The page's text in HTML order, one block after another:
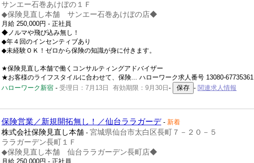
サンエー石巻あけぼの１Ｆ
◆保険見直し本舗 サンエー石巻あけぼの店◆
月給 250,000円 - 正社員
◆ノルマや飛び込み無し！
◆年４回のインセンティブあり
◆未経験ＯＫ！ゼロから保険の知識が身に付きます。
★保険見直し本舗で働くコンサルティングアドバイザー
★お客様のライフスタイルに合わせて、保険... ハローワーク求人番号 13080-67735361
ハローワーク新宿 - 受理日：7月13日 有効期限：9月30日 - - 関連求人情報
保険営業／新規開拓無し！／仙台ララガーデ - 新着
株式会社保険見直し本舗 - 宮城県仙台市太白区長町７－２０－５
ララガーデン長町１Ｆ
◆保険見直し本舗 仙台ララガーデン長町店◆
月給 250,000円 - 正社員